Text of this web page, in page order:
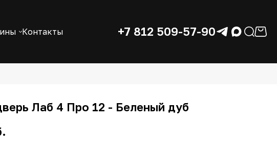
Контакты +7 812 509-57-90
Лаб 4 Про 12 - Беленый дуб